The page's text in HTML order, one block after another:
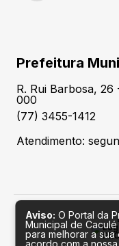
Prefeitura
R. Rui Barbosa,
000
(77) 3455-1412
Atendimento:
Aviso: O Portal da
Municipal de
para melhorar a
acordo com a